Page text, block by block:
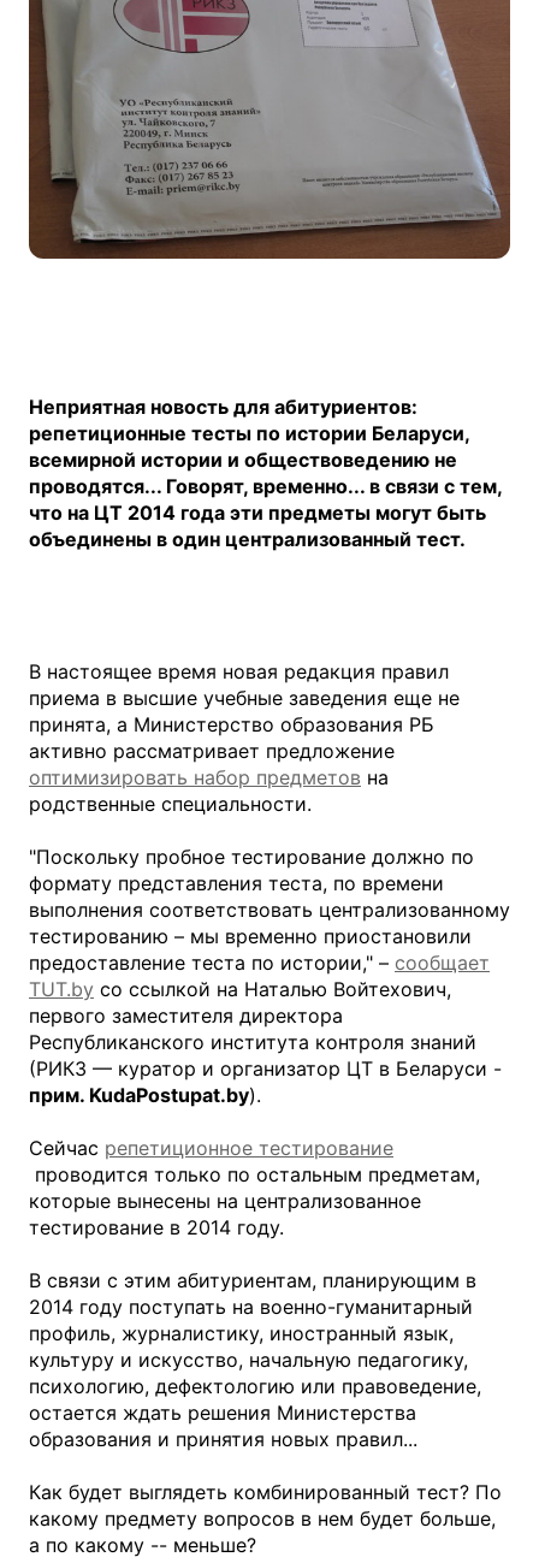
Неприятная новость для абитуриентов:
репетиционные тесты по истории Беларуси,
всемирной истории и обществоведению не
проводятся... Говорят, временно... в связи с тем,
что на ЦТ 2014 года эти предметы могут быть
объединены в один централизованный тест.
В настоящее время новая редакция правил
приема в высшие учебные заведения еще не
принята, а Министерство образования РБ
активно рассматривает предложение
оптимизировать набор предметов на
родственные специальности.
"Поскольку пробное тестирование должно по
формату представления теста, по времени
выполнения соответствовать централизованному
тестированию – мы временно приостановили
предоставление теста по истории," – сообщает
TUT.by со ссылкой на Наталью Войтехович,
первого заместителя директора
Республиканского института контроля знаний
(РИКЗ — куратор и организатор ЦТ в Беларуси -
прим. KudaPostupat.by).
Сейчас репетиционное тестирование
проводится только по остальным предметам,
которые вынесены на централизованное
тестирование в 2014 году.
В связи с этим абитуриентам, планирующим в
2014 году поступать на военно-гуманитарный
профиль, журналистику, иностранный язык,
культуру и искусство, начальную педагогику,
психологию, дефектологию или правоведение,
остается ждать решения Министерства
образования и принятия новых правил...
Как будет выглядеть комбинированный тест? По
какому предмету вопросов в нем будет больше,
а по какому -- меньше?